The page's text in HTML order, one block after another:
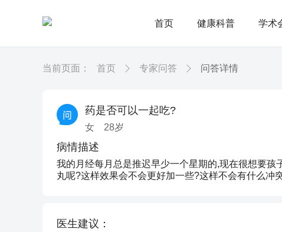
首页 健康科普 学术
当前页面： 首页 专家问答 问答详情
药是否可以一起吃?
女 28岁
病情描述
我的月经每月总是推迟早少一个星期的,现在很想要
丸呢?这样效果会不会更好加一些?这样不会有什么冲
医生建议：